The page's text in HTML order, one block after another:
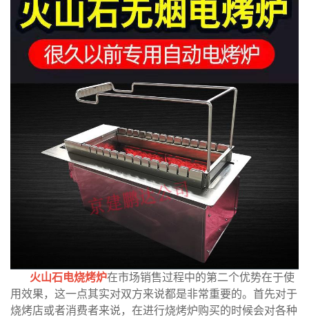
火山石电烧烤炉在市场销售过程中的第二个优势在于使
用效果，这一点其实对双方来说都是非常重要的。首先对于
烧烤店或者消费者来说，在进行烧烤炉购买的时候会对各种